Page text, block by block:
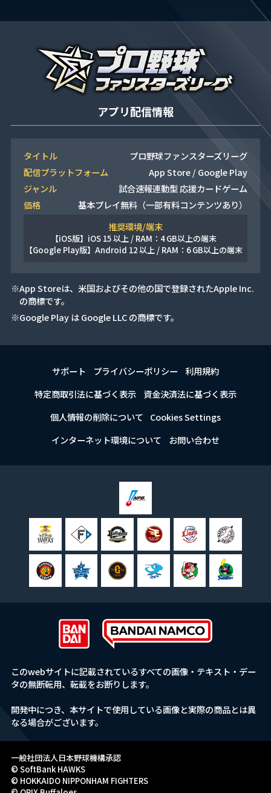
アプリ配信情報
タイトル
プロ野球ファンスターズリーグ
配信プラットフォーム
App Store / Google Play
ジャンル
試合速報連動型 応援カードゲーム
価格
基本プレイ無料（一部有料コンテンツあり）
推奨環境/端末
【iOS版】 iOS 15 以上 / RAM：4 GB以上の端末
【Google Play版】 Android 12 以上 / RAM：6 GB以上の端末
※App Storeは、米国およびその他の国で登録されたApple Inc.
の商標です。
※Google Play は Google LLC の商標です。
サポート プライバシーポリシー
利用規約
特定商取引法に基づく表示
資金決済法に基づく表示
個人情報の削除について
Cookies Settings
インターネット環境について
お問い合わせ
このwebサイトに記載されているすべての画像・テキスト・デー
タの無断転用、転載をお断りします。
開発中につき、本サイトで使用している画像と実際の商品とは異
なる場合がございます。
一般社団法人日本野球機構承認
© SoftBank HAWKS
© HOKKAIDO NIPPONHAM FIGHTERS